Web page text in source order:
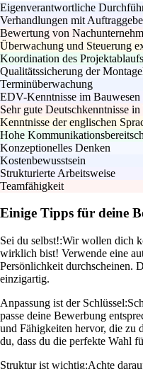
Eigenverantwortliche
Verhandlungen mit
Bewertung von
Überwachung und Steuerung
Koordination des Projektablaufs
Qualitätssicherung der
Terminüberwachung
EDV-Kenntnisse im Bauwesen
Sehr gute Deutschkenntnisse
Kenntnisse der englischen
Hohe
Konzeptionelles Denken
Kostenbewusstsein
Strukturierte Arbeitsweise
Teamfähigkeit
Einige Tipps für deine
Sei du selbst!:Wir wollen dich
wirklich bist! Verwende eine
Persönlichkeit durchscheinen.
einzigartig.
Anpassung ist der Schlüssel:
passe deine Bewerbung
und Fähigkeiten hervor, die zu
du, dass du die perfekte Wahl
Struktur ist wichtig:Achte